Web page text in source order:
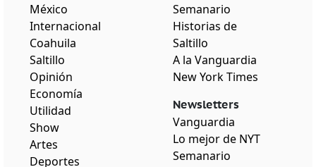
México
Internacional
Coahuila
Saltillo
Opinión
Economía
Utilidad
Show
Artes
Deportes
Semanario
Historias de
Saltillo
A la Vanguardia
New York Times
Newsletters
Vanguardia
Lo mejor de NYT
Semanario